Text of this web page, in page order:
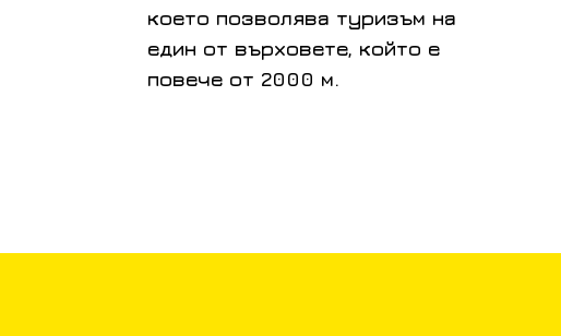
което позволява туризъм на
един от върховете, който е
повече от 2000 м.